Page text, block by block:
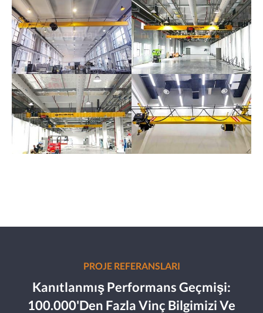
PROJE REFERANSLARI
Kanıtlanmış Performans Geçmişi:
100.000'den Fazla Vinç Bilgimizi Ve